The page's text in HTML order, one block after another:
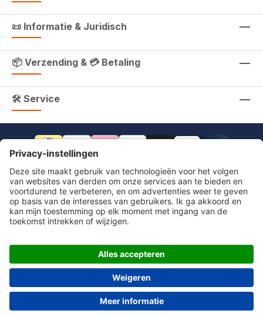
📜 Informatie & Juridisch
📦 Verzending & 💳 Betaling
🛠 Service
footer.includeVat.beforeTag
footer.includeVat.shippingCost footer.includeVat.afterTag
Algemene voorwaarden
Privacyverklaring
Toegankelijkheid